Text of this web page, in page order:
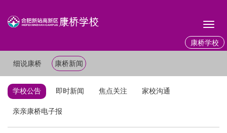
康桥学校
细说康桥 康桥新闻
学校公告 即时新闻 焦点关注 家校沟通
亲亲康桥电子报